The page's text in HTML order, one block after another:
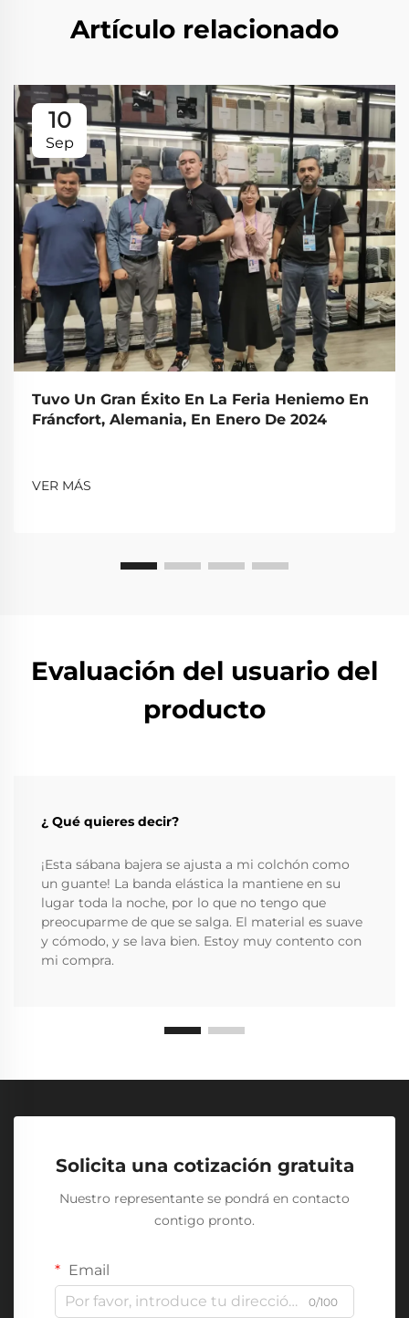
Artículo relacionado
10
Sep
Tuvo Un Gran Éxito En La Feria Heniemo En
Fráncfort, Alemania, En Enero De 2024
VER MÁS
Evaluación del usuario del
producto
¿ Qué quieres decir?
¡Esta sábana bajera se ajusta a mi colchón como
un guante! La banda elástica la mantiene en su
lugar toda la noche, por lo que no tengo que
preocuparme de que se salga. El material es suave
y cómodo, y se lava bien. Estoy muy contento con
mi compra.
Solicita una cotización gratuita
Nuestro representante se pondrá en contacto
contigo pronto.
Email
0/100